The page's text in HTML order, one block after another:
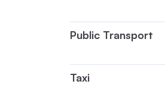
Public Transport
Taxi